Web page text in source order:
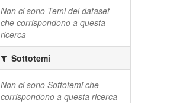
Non ci sono Temi del dataset
che corrispondono a questa
ricerca
Sottotemi
Non ci sono Sottotemi che
corrispondono a questa ricerca